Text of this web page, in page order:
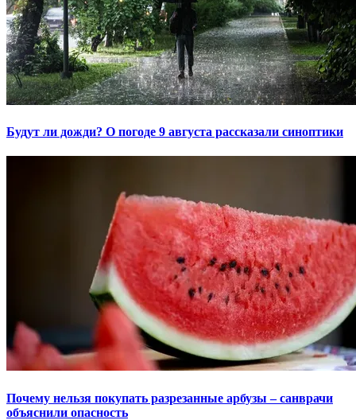
Будут ли дожди? О погоде 9 августа рассказали синоптики
Почему нельзя покупать разрезанные арбузы – санврачи
объяснили опасность